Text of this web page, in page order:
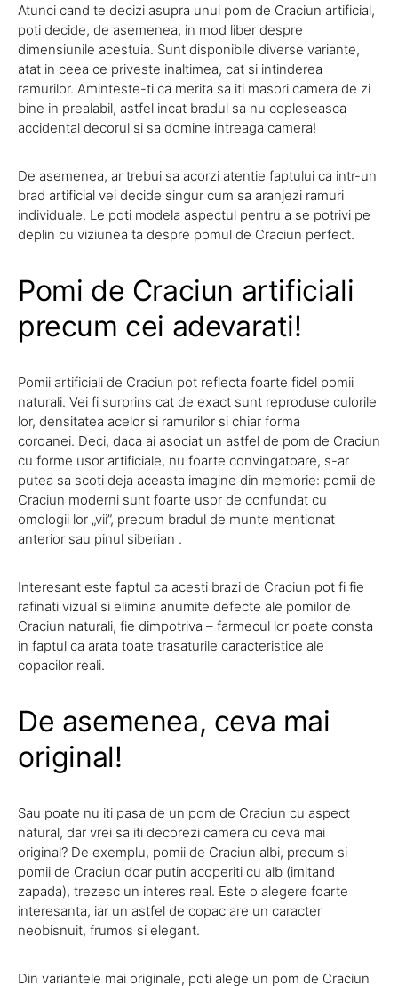
Atunci cand te decizi asupra unui pom de Craciun artificial,
poti decide, de asemenea, in mod liber despre
dimensiunile acestuia. Sunt disponibile diverse variante,
atat in ​​ceea ce priveste inaltimea, cat si intinderea
ramurilor. Aminteste-ti ca merita sa iti masori camera de zi
bine in prealabil, astfel incat bradul sa nu copleseasca
accidental decorul si sa domine intreaga camera!
De asemenea, ar trebui sa acorzi atentie faptului ca intr-un
brad artificial vei decide singur cum sa aranjezi ramuri
individuale. Le poti modela aspectul pentru a se potrivi pe
deplin cu viziunea ta despre pomul de Craciun perfect.
Pomi de Craciun artificiali
precum cei adevarati!
Pomii artificiali de Craciun pot reflecta foarte fidel pomii
naturali. Vei fi surprins cat de exact sunt reproduse culorile
lor, densitatea acelor si ramurilor si chiar forma
coroanei. Deci, daca ai asociat un astfel de pom de Craciun
cu forme usor artificiale, nu foarte convingatoare, s-ar
putea sa scoti deja aceasta imagine din memorie: pomii de
Craciun moderni sunt foarte usor de confundat cu
omologii lor „vii”, precum bradul de munte mentionat
anterior sau pinul siberian .
Interesant este faptul ca acesti brazi de Craciun pot fi fie
rafinati vizual si elimina anumite defecte ale pomilor de
Craciun naturali, fie dimpotriva – farmecul lor poate consta
in faptul ca arata toate trasaturile caracteristice ale
copacilor reali.
De asemenea, ceva mai
original!
Sau poate nu iti pasa de un pom de Craciun cu aspect
natural, dar vrei sa iti decorezi camera cu ceva mai
original? De exemplu, pomii de Craciun albi, precum si
pomii de Craciun doar putin acoperiti cu alb (imitand
zapada), trezesc un interes real. Este o alegere foarte
interesanta, iar un astfel de copac are un caracter
neobisnuit, frumos si elegant.
Din variantele mai originale, poti alege un pom de Craciun